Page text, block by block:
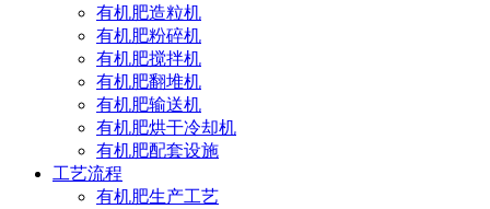
有机肥造粒机
有机肥粉碎机
有机肥搅拌机
有机肥翻堆机
有机肥输送机
有机肥烘干冷却机
有机肥配套设施
工艺流程
有机肥生产工艺